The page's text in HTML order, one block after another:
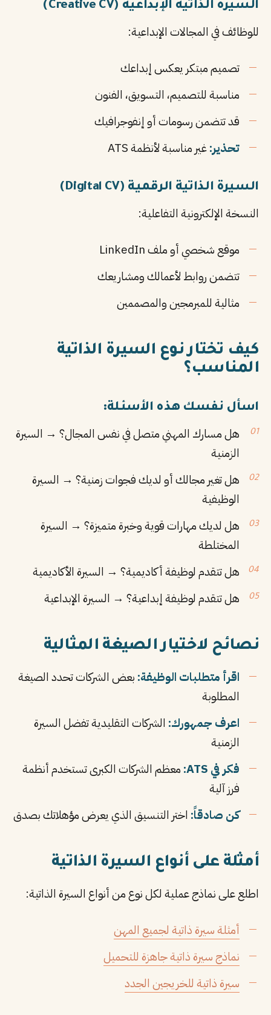
السيرة الذاتية الإبداعية (Creative CV)
للوظائف في المجالات الإبداعية:
تصميم مبتكر يعكس إبداعك
مناسبة للتصميم، التسويق، الفنون
قد تتضمن رسومات أو إنفوجرافيك
تحذير:غير مناسبة لأنظمة ATS
السيرة الذاتية الرقمية (Digital CV)
النسخة الإلكترونية التفاعلية:
موقع شخصي أو ملف LinkedIn
تتضمن روابط لأعمالك ومشاريعك
مثالية للمبرمجين والمصممين
كيف تختار نوع السيرة الذاتية
المناسب؟
اسأل نفسك هذه الأسئلة:
هل مسارك المهني متصل في نفس المجال؟ → السيرة
الزمنية
هل تغير مجالك أو لديك فجوات زمنية؟ → السيرة
الوظيفية
هل لديك مهارات قوية وخبرة متميزة؟ → السيرة
المختلطة
هل تتقدم لوظيفة أكاديمية؟ → السيرة الأكاديمية
هل تتقدم لوظيفة إبداعية؟ → السيرة الإبداعية
نصائح لاختيار الصيغة المثالية
اقرأ متطلبات الوظيفة: بعض الشركات تحدد الصيغة
المطلوبة
اعرف جمهورك: الشركات التقليدية تفضل السيرة
الزمنية
فكر في ATS:
معظم الشركات الكبرى تستخدم أنظمة
فرز آلية
كن صادقاً: اختر التنسيق الذي يعرض مؤهلاتك بصدق
أمثلة على أنواع السيرة الذاتية
اطلع على نماذج عملية لكل نوع من أنواع السيرة الذاتية:
أمثلة سيرة ذاتية لجميع المهن
نماذج سيرة ذاتية جاهزة للتحميل
سيرة ذاتية للخريجين الجدد